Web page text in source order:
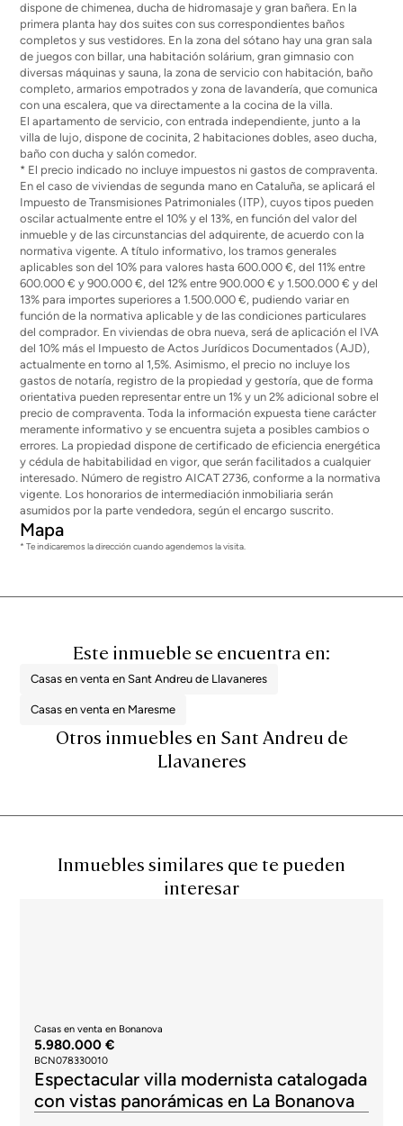
dispone de chimenea, ducha de hidromasaje y gran bañera. En la
primera planta hay dos suites con sus correspondientes baños
completos y sus vestidores. En la zona del sótano hay una gran sala
de juegos con billar, una habitación solárium, gran gimnasio con
diversas máquinas y sauna, la zona de servicio con habitación, baño
completo, armarios empotrados y zona de lavandería, que comunica
con una escalera, que va directamente a la cocina de la villa.
El apartamento de servicio, con entrada independiente, junto a la
villa de lujo, dispone de cocinita, 2 habitaciones dobles, aseo ducha,
baño con ducha y salón comedor.
* El precio indicado no incluye impuestos ni gastos de compraventa.
En el caso de viviendas de segunda mano en Cataluña, se aplicará el
Impuesto de Transmisiones Patrimoniales (ITP), cuyos tipos pueden
oscilar actualmente entre el 10% y el 13%, en función del valor del
inmueble y de las circunstancias del adquirente, de acuerdo con la
normativa vigente. A título informativo, los tramos generales
aplicables son del 10% para valores hasta 600.000 €, del 11% entre
600.000 € y 900.000 €, del 12% entre 900.000 € y 1.500.000 € y del
13% para importes superiores a 1.500.000 €, pudiendo variar en
función de la normativa aplicable y de las condiciones particulares
del comprador. En viviendas de obra nueva, será de aplicación el IVA
del 10% más el Impuesto de Actos Jurídicos Documentados (AJD),
actualmente en torno al 1,5%. Asimismo, el precio no incluye los
gastos de notaría, registro de la propiedad y gestoría, que de forma
orientativa pueden representar entre un 1% y un 2% adicional sobre el
precio de compraventa. Toda la información expuesta tiene carácter
meramente informativo y se encuentra sujeta a posibles cambios o
errores. La propiedad dispone de certificado de eficiencia energética
y cédula de habitabilidad en vigor, que serán facilitados a cualquier
interesado. Número de registro AICAT 2736, conforme a la normativa
vigente. Los honorarios de intermediación inmobiliaria serán
asumidos por la parte vendedora, según el encargo suscrito.
Mapa
* Te indicaremos la dirección cuando agendemos la visita.
Este inmueble se encuentra en:
Casas en venta en Sant Andreu de Llavaneres
Casas en venta en Maresme
Otros inmuebles en Sant Andreu de
Llavaneres
Inmuebles similares que te pueden
interesar
Casas en venta en Bonanova
5.980.000 €
BCN078330010
Espectacular villa modernista catalogada
con vistas panorámicas en La Bonanova